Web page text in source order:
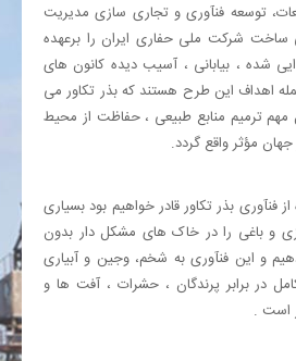
توسعه فنآوری و تجاری سازی مدیریت
شرکت ملی حفاری ایران را برعهده
شده ، بیابانی ، آسیب دیده کانون های
اهداف این طرح هستند که بذر تکاور می
مهم ترمیم منابع طبیعی ، حفاظت از محیط
مؤثر واقع گردد.
فنآوری بذر تکاور قادر خواهیم بود بسیاری
و باغی را در خاک های مشکل دار بدون
و این فنآوری به شخم، وجین و آبیاری
در برابر پرندگان ، حشرات ، آفت ها و
است .